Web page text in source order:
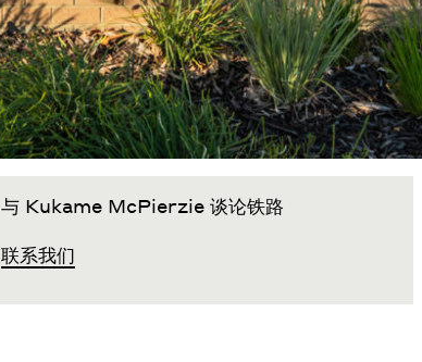
与 Kukame McPierzie 谈论铁路
联系我们